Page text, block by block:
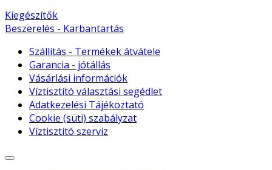
Kiegészítők
Beszerelés - Karbantartás
Szállítás - Termékek átvátele
Garancia - jótállás
Vásárlási információk
Víztisztító választási segédlet
Adatkezelési Tájékoztató
Cookie (süti) szabályzat
Víztisztító szerviz